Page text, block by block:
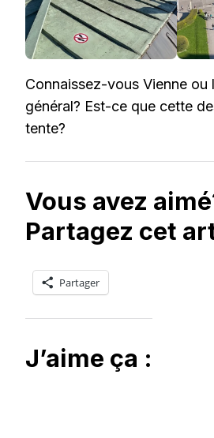
Connaissez-vous Vienne ou
général? Est-ce que cette
tente?
Vous avez
Partagez cet
Partager
J’aime ça :